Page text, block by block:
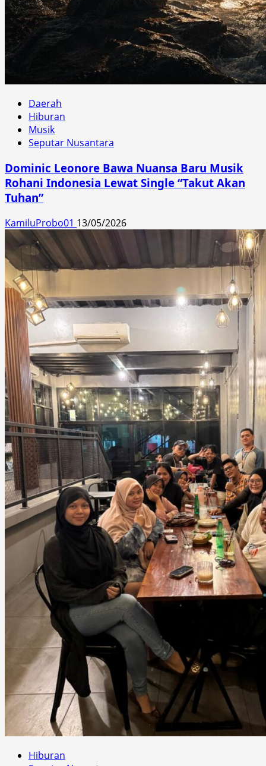
Daerah
Hiburan
Musik
Seputar Nusantara
Dominic Leonore Bawa Nuansa Baru Musik
Rohani Indonesia Lewat Single “Takut Akan
Tuhan”
KamiluProbo01 13/05/2026
Hiburan